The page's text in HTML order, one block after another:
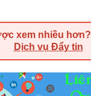
xem nhiều hơn?
Dịch vụ Đẩy tin